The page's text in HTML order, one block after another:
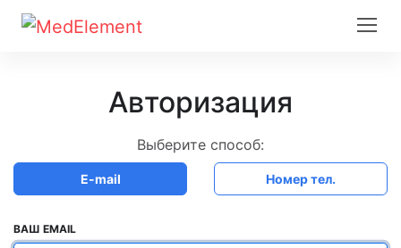
Авторизация
Выберите способ:
E-mail Номер тел.
ВАШ EMAIL